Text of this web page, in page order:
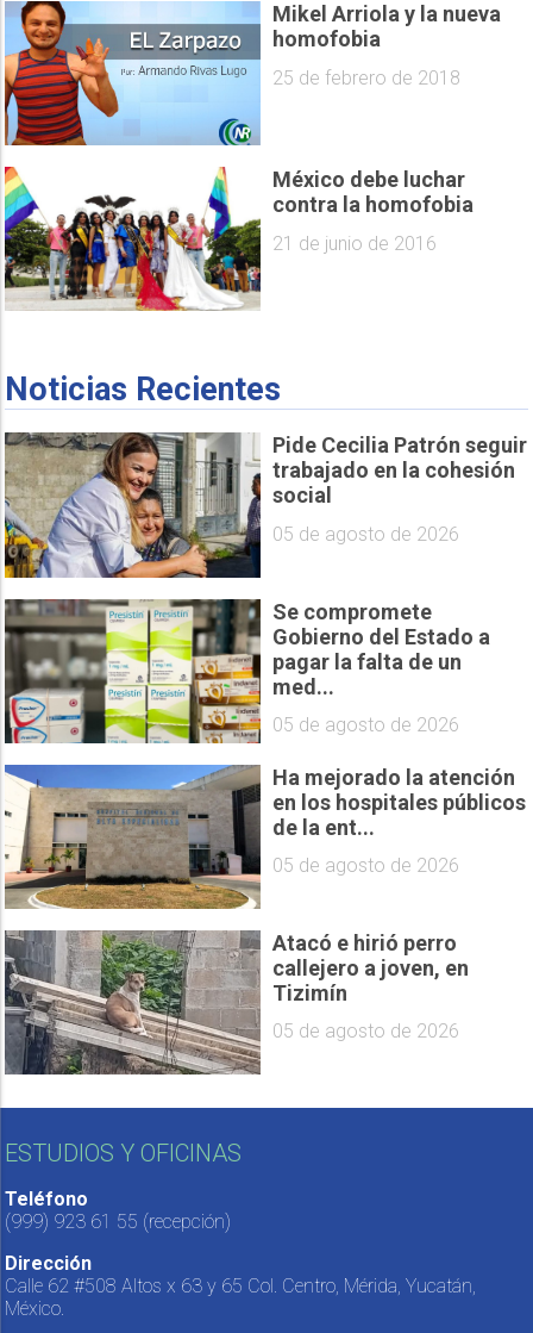
Mikel Arriola y la nueva
homofobia
25 de febrero de 2018
México debe luchar
contra la homofobia
21 de junio de 2016
Noticias Recientes
Pide Cecilia Patrón seguir
trabajado en la cohesión
social
05 de agosto de 2026
Se compromete
Gobierno del Estado a
pagar la falta de un
med...
05 de agosto de 2026
Ha mejorado la atención
en los hospitales públicos
de la ent...
05 de agosto de 2026
Atacó e hirió perro
callejero a joven, en
Tizimín
05 de agosto de 2026
ESTUDIOS Y OFICINAS
Teléfono
(999) 923 61 55 (recepción)
Dirección
Calle 62 #508 Altos x 63 y 65 Col. Centro, Mérida, Yucatán,
México.